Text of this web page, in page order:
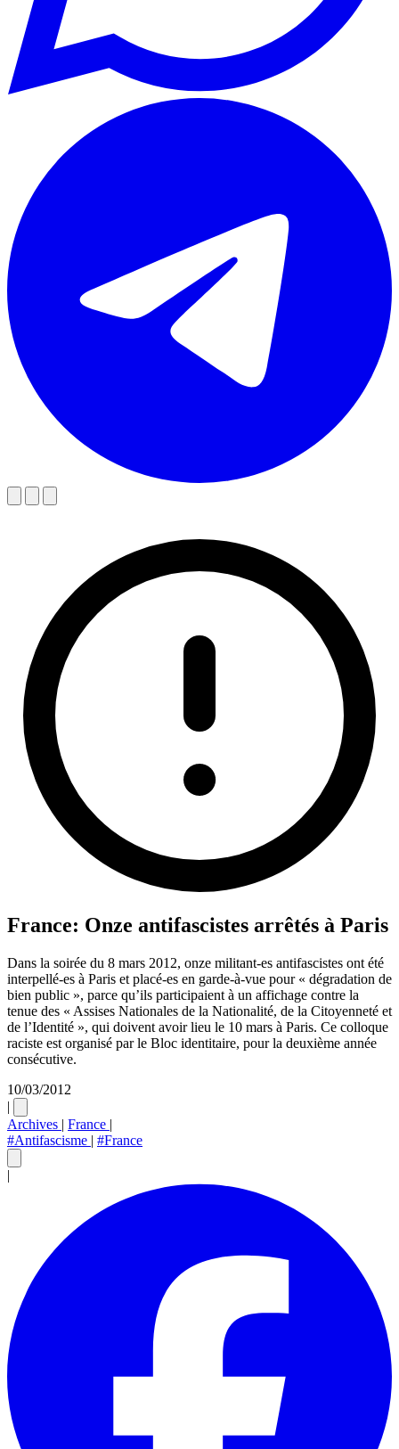
France: Onze antifascistes arrêtés à Paris
Dans la soirée du 8 mars 2012, onze militant-es antifascistes ont été
interpellé-es à Paris et placé-es en garde-à-vue pour « dégradation de
bien public », parce qu’ils participaient à un affichage contre la
tenue des « Assises Nationales de la Nationalité, de la Citoyenneté et
de l’Identité », qui doivent avoir lieu le 10 mars à Paris. Ce colloque
raciste est organisé par le Bloc identitaire, pour la deuxième année
consécutive.
10/03/2012
|
Archives | France |
#Antifascisme | #France
|